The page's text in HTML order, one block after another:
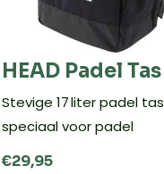
HEAD Padel Tas
Stevige 17 liter padel tas
speciaal voor padel
€29,95